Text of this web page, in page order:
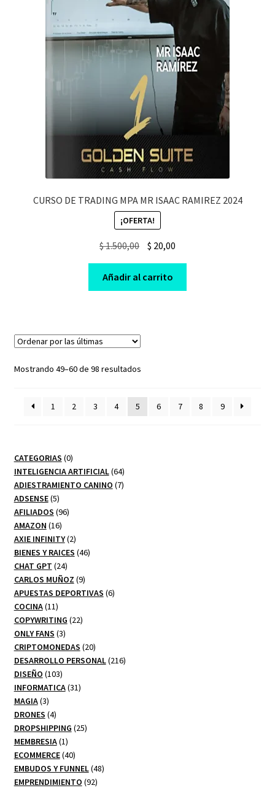
CURSO DE TRADING MPA MR ISAAC RAMIREZ 2024
¡OFERTA!
$1.500,00
Original
was:
$ 1.500,00.
$ 20,00Current
$ 20,00.
Añadir al carrito
Mostrando 49–60 de 98 resultadosSorted
latest
1
2 3 4 5 6 7 8 9
CATEGORIAS 00
productos
INTELIGENCIA ARTIFICIAL 6464
productos
ADIESTRAMIENTO CANINO 77
ADSENSE 55
productos
AFILIADOS 9696
AMAZON 1616
productos
AXIE INFINITY 22
productos
BIENES Y RAICES 4646
CHAT GPT 2424
productos
CARLOS MUÑOZ 99
productos
APUESTAS DEPORTIVAS 66
COCINA 1111
productos
COPYWRITING 2222
ONLY FANS 33
productos
CRIPTOMONEDAS 2020
productos
DESARROLLO PERSONAL 216216
DISEÑO 103103
productos
INFORMATICA 3131
MAGIA 33
productos
DRONES 44
productos
DROPSHIPPING 2525
MEMBRESIA 11
producto
ECOMMERCE 4040
productos
EMBUDOS Y FUNNEL 4848
EMPRENDIMIENTO 9292